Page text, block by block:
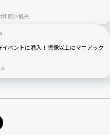
和国) 観光
ベントに潜入！想像以上にマニアック